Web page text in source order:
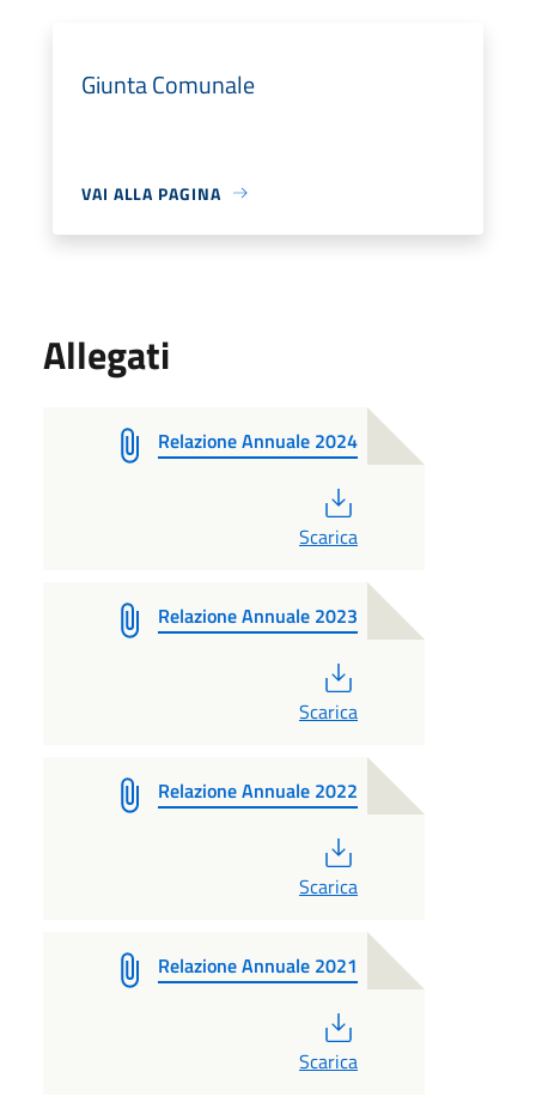
Giunta Comunale
VAI ALLA PAGINA
Allegati
Relazione Annuale 2024
Scarica
Relazione Annuale 2023
Scarica
Relazione Annuale 2022
Scarica
Relazione Annuale 2021
Scarica